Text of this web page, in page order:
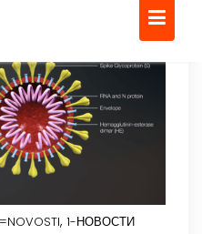
, 1-НОВОСТИ